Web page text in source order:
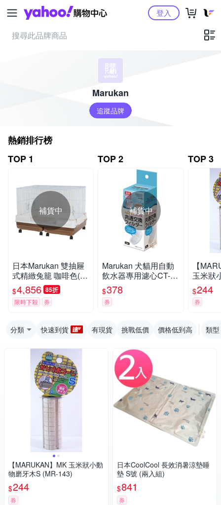
Yahoo購物中心登入
Marukan
追蹤品牌
熱銷排行榜
TOP 1
補貨中
日本Marukan 雙抽屜
式精緻兔籠 咖啡色(M
R-999)
$4,856 85折
限時下殺 券
TOP 2
補貨中
Marukan 犬貓用自動
飲水器專用濾心CT-27
$378
券
TOP 3
【
玉米狀
(MR-
$244
券
分類 快速到貨 有現貨 挑戰低價 價格低到高 類型
【MARUKAN】MK 玉米狀小動
物磨牙木S (MR-143)
$244
券
日本CoolCool 長效消暑涼墊睡
墊 S號 (兩入組)
$841
券